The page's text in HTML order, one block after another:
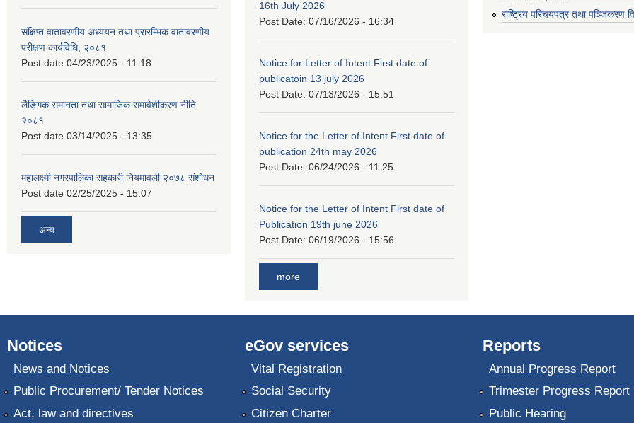
संक्षिप्त वातावरणीय अध्ययन तथा प्रारम्भिक वातावरणीय
परीक्षण कार्यविधि, २०८१
Post date 04/23/2025 - 11:18
लैङ्गिक समानता तथा सामाजिक समावेशीकरण नीति
२०८१
Post date 03/14/2025 - 13:35
महालक्ष्मी नगरपालिका सहकारी नियमावली २०७८ संशोधन
Post date 02/25/2025 - 15:07
अन्य
16th July 2026
Post Date: 07/16/2026 - 16:34
Notice for Letter of Intent First date of
publicatoin 13 july 2026
Post Date: 07/13/2026 - 15:51
Notice for the Letter of Intent First date of
publication 24th may 2026
Post Date: 06/24/2026 - 11:25
Notice for the Letter of Intent First date of
Publication 19th june 2026
Post Date: 06/19/2026 - 15:56
more
राष्ट्रिय परिचयपत्र तथा पञ्जिकरण
Notices
News and Notices
Public Procurement/ Tender Notices
Act, law and directives
eGov services
Vital Registration
Social Security
Citizen Charter
Reports
Annual Progress Report
Trimester Progress Report
Public Hearing